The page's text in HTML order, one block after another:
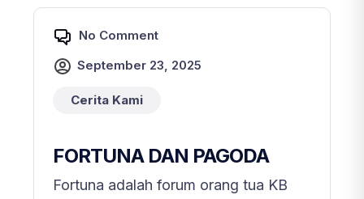
No Comment
September 23, 2025
Cerita Kami
FORTUNA DAN PAGODA
Fortuna adalah forum orang tua KB